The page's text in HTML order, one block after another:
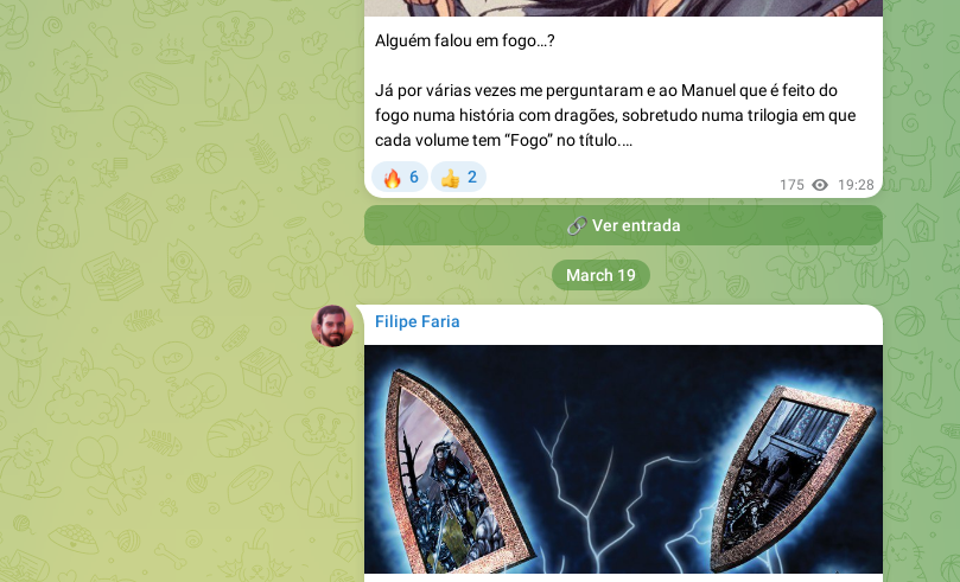
Alguém falou em fogo…?
Já por várias vezes me perguntaram e ao Manuel que é feito do
fogo numa história com dragões, sobretudo numa trilogia em que
cada volume tem “Fogo” no título.…
🔥
6
👍
2 175 19:28
🔗Ver entrada
Filipe Faria
March 19